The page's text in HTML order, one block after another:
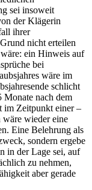
sei insoweit
der Klägerin
ihrer
nicht erteilen
ein Hinweis auf
bei
wäre im
schlicht
Monate nach dem
im Zeitpunkt einer –
wäre wieder eine
Eine Belehrung als
sondern ergebe
in der Lage sei, auf
zu nehmen,
aber gerade